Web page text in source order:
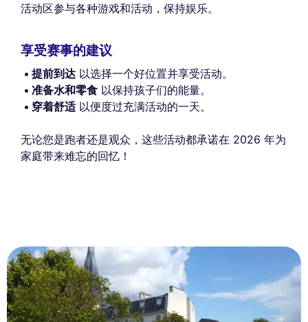
活动区参与各种游戏和活动，保持娱乐。
享受赛事的建议
提前到达 以选择一个好位置并享受活动。
准备水和零食 以保持孩子们的能量。
穿着舒适 以便度过充满活动的一天。
无论您是跑者还是观众，这些活动都承诺在 2026 年为
家庭带来难忘的回忆！